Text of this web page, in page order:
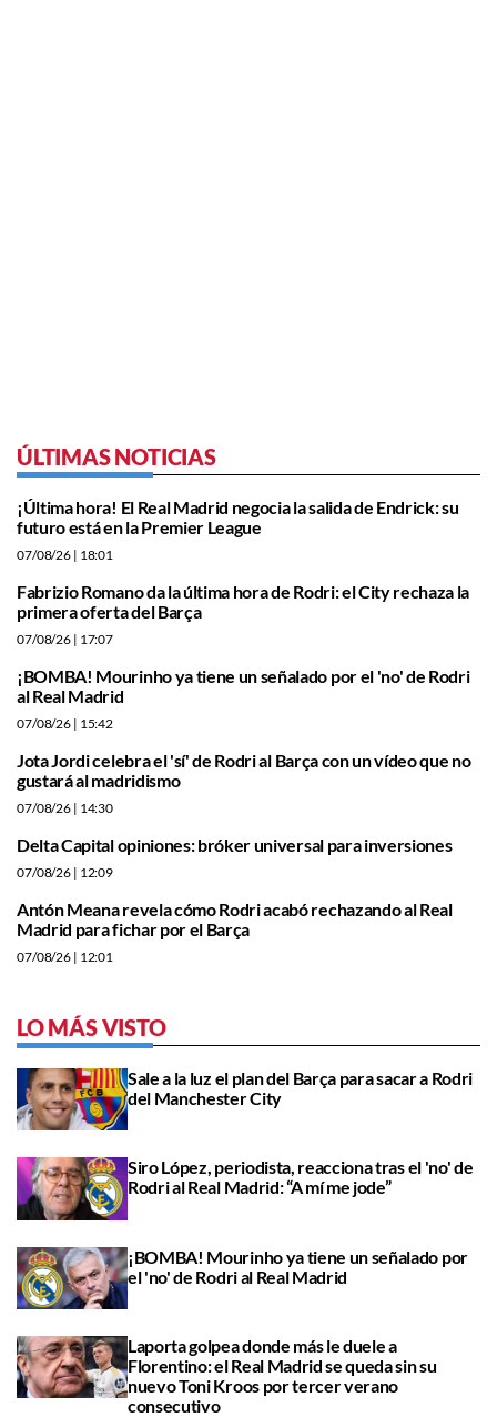
ÚLTIMAS NOTICIAS
¡Última hora! El Real Madrid negocia la salida de Endrick: su
futuro está en la Premier League
07/08/26 | 18:01
Fabrizio Romano da la última hora de Rodri: el City rechaza la
primera oferta del Barça
07/08/26 | 17:07
¡BOMBA! Mourinho ya tiene un señalado por el 'no' de Rodri
al Real Madrid
07/08/26 | 15:42
Jota Jordi celebra el 'sí' de Rodri al Barça con un vídeo que no
gustará al madridismo
07/08/26 | 14:30
Delta Capital opiniones: bróker universal para inversiones
07/08/26 | 12:09
Antón Meana revela cómo Rodri acabó rechazando al Real
Madrid para fichar por el Barça
07/08/26 | 12:01
LO MÁS VISTO
Sale a la luz el plan del Barça para sacar a Rodri
del Manchester City
Siro López, periodista, reacciona tras el 'no' de
Rodri al Real Madrid: “A mí me jode”
¡BOMBA! Mourinho ya tiene un señalado por
el 'no' de Rodri al Real Madrid
Laporta golpea donde más le duele a
Florentino: el Real Madrid se queda sin su
nuevo Toni Kroos por tercer verano
consecutivo